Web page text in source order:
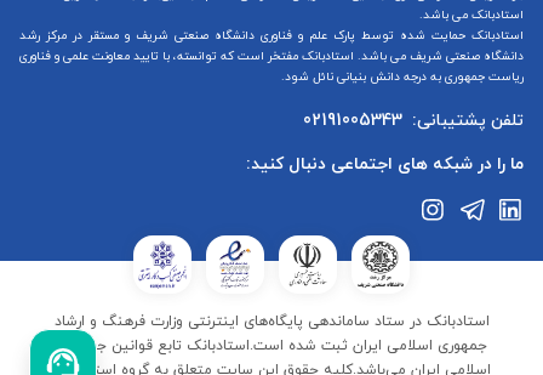
استادبانک می باشد.
استادبانک حمایت شده توسط پارک علم و فناوری دانشگاه صنعتی شریف و مستقر در مرکز رشد
دانشگاه صنعتی شریف می باشد. استادبانک مفتخر است که توانسته، با تایید معاونت علمی و فناوری
ریاست جمهوری به درجه دانش بنیانی نائل شود.
تلفن پشتیبانی: 02191005343
ما را در شبکه های اجتماعی دنبال کنید:
استادبانک در ستاد ساماندهی پایگاه‌های اینترنتی وزارت فرهنگ و ارشاد
جمهوری اسلامی ایران ثبت شده است.استادبانک تابع قوانین جمهوری
اسلامی ایران می‌باشد.کلیه حقوق این سایت متعلق به گروه استادبانک